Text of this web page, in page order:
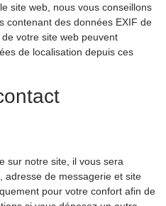
site web, nous vous conseillons
contenant des données EXIF de
votre site web peuvent
de localisation depuis ces
sur notre site, il vous sera
adresse de messagerie et site
pour votre confort afin de